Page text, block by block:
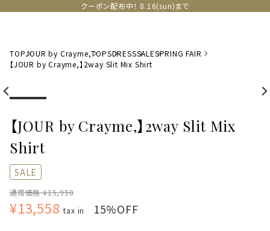
クーポン配布中！ 8.16(sun)まで
TOPJOUR by Crayme,TOPSDRESSSALESPRING FAIR
【JOUR by Crayme,】2way Slit Mix Shirt
【JOUR by Crayme,】2way Slit Mix
Shirt
SALE
通常価格 ¥15,950
¥13,558tax in 15%OFF